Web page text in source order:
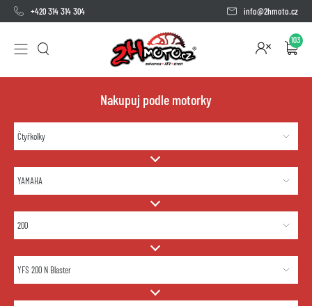
+420 314 314 304 info@2hmoto.cz
103
Nakupuj podle motorky